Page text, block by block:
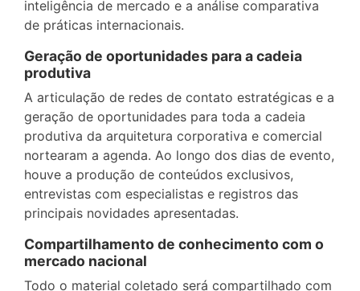
inteligência de mercado e a análise comparativa
de práticas internacionais.
Geração de oportunidades para a cadeia
produtiva
A articulação de redes de contato estratégicas e a
geração de oportunidades para toda a cadeia
produtiva da arquitetura corporativa e comercial
nortearam a agenda. Ao longo dos dias de evento,
houve a produção de conteúdos exclusivos,
entrevistas com especialistas e registros das
principais novidades apresentadas.
Compartilhamento de conhecimento com o
mercado nacional
Todo o material coletado será compartilhado com